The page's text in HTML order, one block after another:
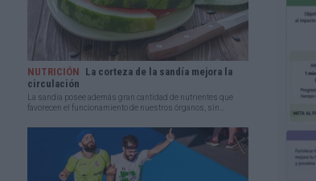
NUTRICIÓN La corteza de la sandía mejora la
circulación
La sandía posee además gran cantidad de nutrientes que
favorecen el funcionamiento de nuestros órganos, sin...